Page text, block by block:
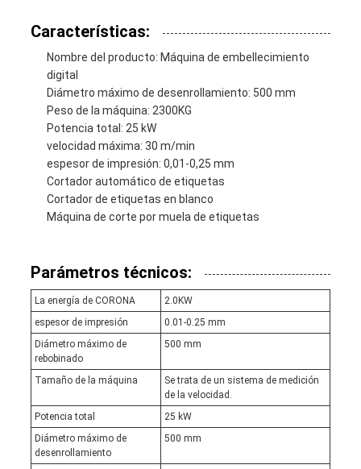
Características:
Nombre del producto: Máquina de embellecimiento
digital
Diámetro máximo de desenrollamiento: 500 mm
Peso de la máquina: 2300KG
Potencia total: 25 kW
velocidad máxima: 30 m/min
espesor de impresión: 0,01-0,25 mm
Cortador automático de etiquetas
Cortador de etiquetas en blanco
Máquina de corte por muela de etiquetas
Parámetros técnicos:
La energía de CORONA
2.0KW
espesor de impresión
0.01-0.25 mm
Diámetro máximo de
rebobinado
500 mm
Tamaño de la máquina
Se trata de un sistema de medición
de la velocidad.
Potencia total
25 kW
Diámetro máximo de
desenrollamiento
500 mm